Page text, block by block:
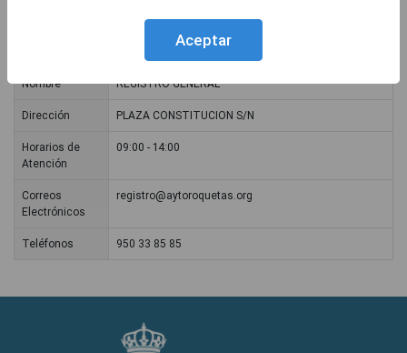
Nombre REGISTRO GENERAL
Dirección PLAZA CONSTITUCION S/N
Horarios de
Atención
09:00 - 14:00
Correos
Electrónicos
registro@aytoroquetas.org
Teléfonos 950 33 85 85
Aceptar